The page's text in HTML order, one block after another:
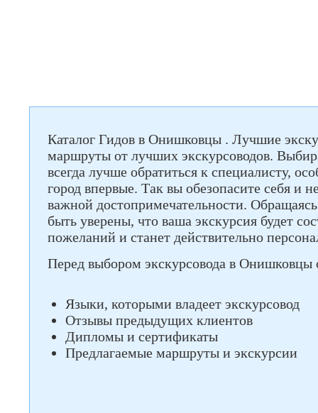
Каталог Гидов в Онишковцы . Лучшие
маршруты от лучших экскурсоводов.
всегда лучше обратиться к специалисту,
город впервые. Так вы обезопасите себя и
важной достопримечательности.
быть уверены, что ваша экскурсия будет
пожеланий и станет действительно
Перед выбором экскурсовода в Онишковцы
Языки, которыми владеет экскурсовод
Отзывы предыдущих клиентов
Дипломы и сертификаты
Предлагаемые маршруты и экскурсии